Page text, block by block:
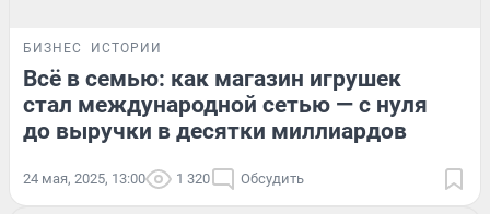
БИЗНЕС ИСТОРИИ
Всё в семью: как магазин игрушек
стал международной сетью — с нуля
до выручки в десятки миллиардов
24 мая, 2025, 13:00 1 320 Обсудить